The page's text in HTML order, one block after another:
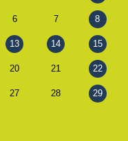
6 7 8
13 14 15
20 21 22
27 28 29